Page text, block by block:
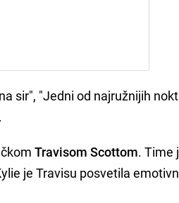
sir", "Jedni od najružnijih
Travisom Scottom. Time
je Travisu posvetila